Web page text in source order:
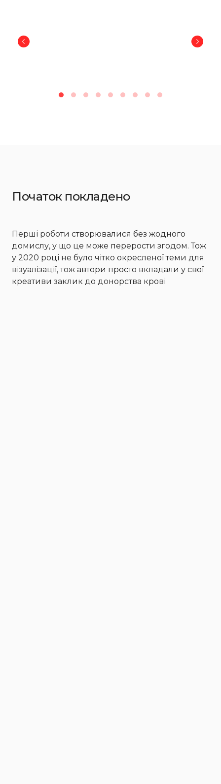
Початок покладено
Перші роботи створювалися без жодного
домислу, у що це може перерости згодом. Тож
у 2020 році не було чітко окресленої теми для
візуалізації, тож автори просто вкладали у свої
креативи заклик до донорства крові